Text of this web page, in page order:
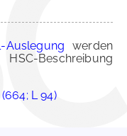
Auslegung werden
Beschreibung
L 94)